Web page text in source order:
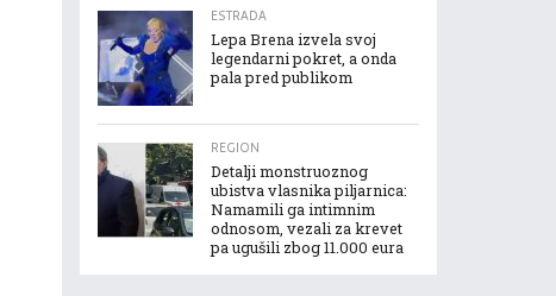
ESTRADA
Lepa Brena izvela svoj
legendarni pokret, a onda
pala pred publikom
REGION
Detalji monstruoznog
ubistva vlasnika piljarnica:
Namamili ga intimnim
odnosom, vezali za krevet
pa ugušili zbog 11.000 eura